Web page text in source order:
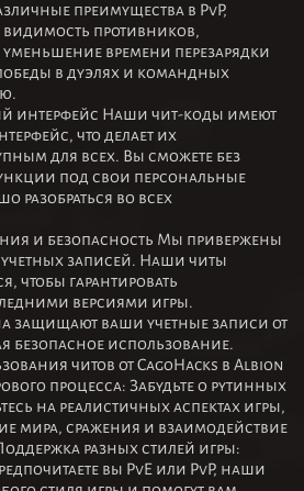
преимущества в PvP,
противников,
времени перезарядки
в дуэлях и командных
интерфейс Наши чит-коды имеют
что делает их
для всех. Вы сможете без
под свои персональные
разобраться во всех
и безопасность Мы привержены
записей. Наши читы
чтобы гарантировать
версиями игры.
защищают ваши учетные записи от
безопасное использование.
читов от CagoHacks в Albion
процесса: Забудьте о рутинных
на реалистичных аспектах игры,
мира, сражения и взаимодействие
разных стилей игры:
вы PvE или PvP, наши